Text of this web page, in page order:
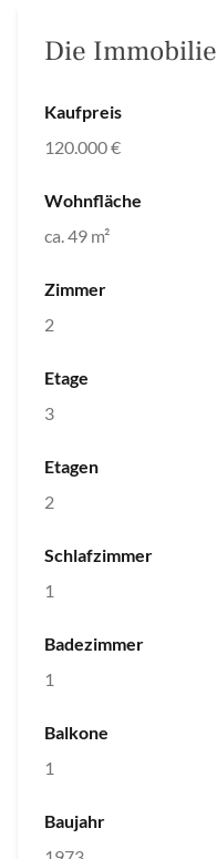
Die Immobilie
Kaufpreis
120.000 €
Wohnfläche
ca. 49 m²
Zimmer
2
Etage
3
Etagen
2
Schlafzimmer
1
Badezimmer
1
Balkone
1
Baujahr